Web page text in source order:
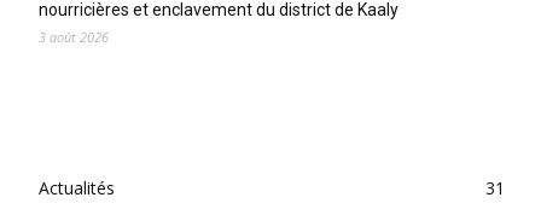
nourricières et enclavement du district de Kaaly
3 août 2026
Actualités
31